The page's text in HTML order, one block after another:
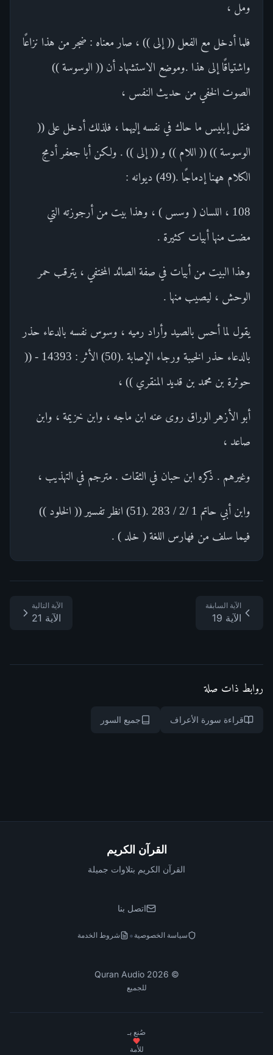
ومل ،
فلما أدخل مع الفعل (( إلى )) ، صار معناه : ضجر من هذا نزاعًا
واشتياقًا إلى هذا .وموضع الاستشهاد أن (( الوسوسة ))
الصوت الخفي من حديث النفس ،
فنقل إبليس ما حاك في نفسه إليهما ، فلذلك أدخل على ((
الوسوسة )) (( اللام )) و (( إلى )) . ولكن أبا جعفر أدمج
الكلام ههنا إدماجًا .(49) ديوانه :
108 ، اللسان ( وسس ) ، وهذا بيت من أرجوزته التي
مضت منها أبيات كثيرة .
وهذا البيت من أبيات في صفة الصائد المختفي ، يترقب حمر
الوحش ، ليصيب منها .
يقول لما أحس بالصيد وأراد رميه ، وسوس نفسه بالدعاء حذر
بالدعاء حذر الخيبة ورجاء الإصابة .(50) الأثر : 14393 - ((
حوثرة بن محمد بن قديد المنقري )) ،
أبو الأزهر الوراق روى عنه ابن ماجه ، وابن خزيمة ، وابن
صاعد ،
وغيرهم . ذكره ابن حبان في الثقات . مترجم في التهذيب ،
وابن أبي حاتم 1 /2 / 283 .(51) انظر تفسير (( الخلود ))
فيما سلف من فهارس اللغة ( خلد ) .
الآية السابقة
الآية 19
الآية التالية
الآية 21
روابط ذات صلة
قراءة سورة الأعراف جميع السور
القرآن الكريم
القرآن الكريم بتلاوات جميلة
اتصل بنا
سياسة الخصوصية • شروط الخدمة
©
2026
Quran Audio
للجميع
صُنع بـ
للأمة